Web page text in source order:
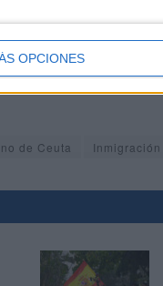
OPCIONES
de Ceuta Inmigración